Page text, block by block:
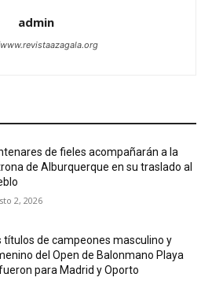
admin
de fieles acompañarán a la
de Alburquerque en su traslado al
2, 2026
títulos de campeones masculino y
del Open de Balonmano Playa
para Madrid y Oporto